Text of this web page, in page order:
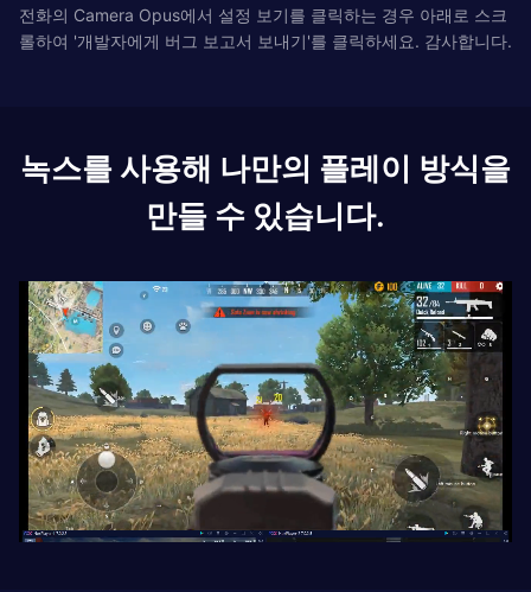
전화의 Camera Opus에서 설정 보기를 클릭하는 경우 아래로 스크
롤하여 '개발자에게 버그 보고서 보내기'를 클릭하세요. 감사합니다.
녹스를 사용해 나만의 플레이 방식을
만들 수 있습니다.